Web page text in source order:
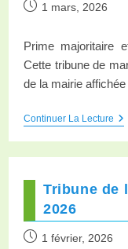
1 mars, 2026
Prime majoritaire
Cette tribune de
de la mairie
Continuer La Lecture
Tribune de
2026
1 février, 2026